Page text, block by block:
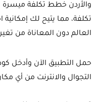
والأردن خطط تكلفة ميسرة
تكلفة، مما يتيح لك
العالم دون المعاناة من
التجوال والانترنت من أي